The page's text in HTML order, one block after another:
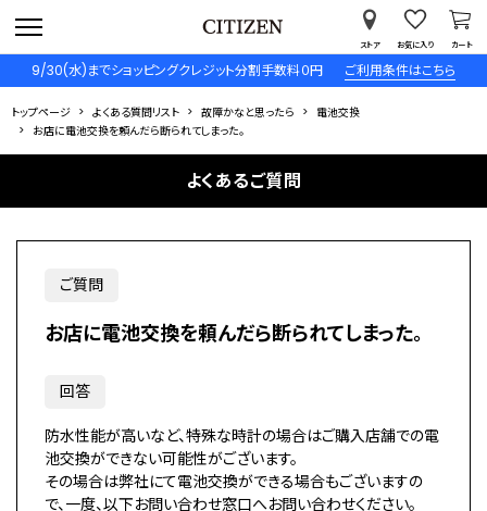
9/30(水)までショッピングクレジット分割手数料０円 ご利用条件はこちら
ストア お気に入り カート
トップページ よくある質問リスト 故障かなと思ったら
電池交換
お店に電池交換を頼んだら断られてしまった。
よくあるご質問
ご質問
お店に電池交換を頼んだら断られてしまった。
回答
防水性能が高いなど、特殊な時計の場合はご購入店舗での電
池交換ができない可能性がございます。
その場合は弊社にて電池交換ができる場合もございますの
で、一度、以下お問い合わせ窓口へお問い合わせください。